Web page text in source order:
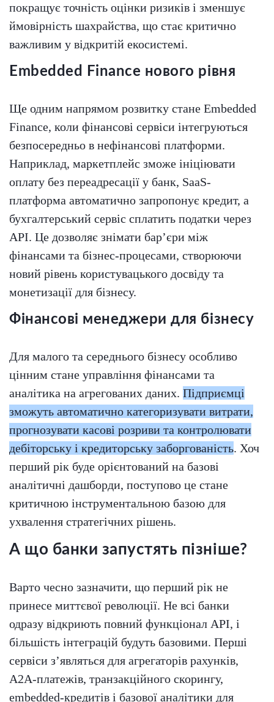
покращує точність оцінки ризиків і зменшує
ймовірність шахрайства, що стає критично
важливим у відкритій екосистемі.
Embedded Finance нового рівня
Ще одним напрямом розвитку стане Embedded
Finance, коли фінансові сервіси інтегруються
безпосередньо в нефінансові платформи.
Наприклад, маркетплейс зможе ініціювати
оплату без переадресації у банк, SaaS-
платформа автоматично запропонує кредит, а
бухгалтерський сервіс сплатить податки через
API. Це дозволяє знімати бар’єри між
фінансами та бізнес-процесами, створюючи
новий рівень користувацького досвіду та
монетизації для бізнесу.
Фінансові менеджери для бізнесу
Для малого та середнього бізнесу особливо
цінним стане управління фінансами та
аналітика на агрегованих даних. Підприємці
зможуть автоматично категоризувати витрати,
прогнозувати касові розриви та контролювати
дебіторську і кредиторську заборгованість. Хоч
перший рік буде орієнтований на базові
аналітичні дашборди, поступово це стане
критичною інструментальною базою для
ухвалення стратегічних рішень.
А що банки запустять пізніше?
Варто чесно зазначити, що перший рік не
принесе миттєвої революції. Не всі банки
одразу відкриють повний функціонал API, і
більшість інтеграцій будуть базовими. Перші
сервіси з’являться для агрегаторів рахунків,
A2A-платежів, транзакційного скорингу,
embedded-кредитів і базової аналітики для